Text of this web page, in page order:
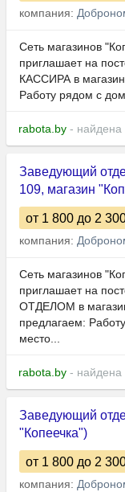
компания:
Сеть магазинов
приглашает на
КАССИРА в
Работу рядом с
rabota.by - найдена
Заведующий
109, магазин
от 1 800 до 2
компания:
Сеть магазинов
приглашает на
ОТДЕЛОМ в
предлагаем:
место...
rabota.by - найдена
Заведующий
"Копеечка")
от 1 800 до 2
компания: